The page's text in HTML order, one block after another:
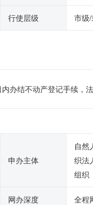
行使层级 市级
办结不动产登记手续，法
申办主体
自然
织法
组织
网办深度 全程